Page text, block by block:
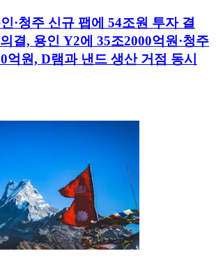
·청주 신규 팹에 54조원 투자 결
결, 용인 Y2에 35조2000억원·청주
억원, D램과 낸드 생산 거점 동시